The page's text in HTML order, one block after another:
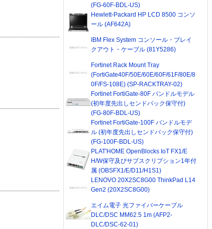
(FG-60F-BDL-US)
Hewlett-Packard HP LCD 8500 コンソ
ール (AF642A)
IBM Flex System コンソール・ブレイ
クアウト・ケーブル (81Y5286)
Fortinet Rack Mount Tray
(FortiGate40F/50E/60E/60F/61F/80E/8
0F/FS-108E) (SP-RACKTRAY-02)
Fortinet FortiGate-80F バンドルモデル
(初年度先出しセンドバック保守付)
(FG-80F-BDL-US)
Fortinet FortiGate-100F バンドルモデ
ル (初年度先出しセンドバック保守付)
(FG-100F-BDL-US)
PLAT'HOME OpenBlocks IoT FX1/E
H/W保守及びサブスクリプション1年付
属 (OBSFX1/E/D11/H1S1)
LENOVO 20X2SC8G00 ThinkPad L14
Gen2 (20X2SC8G00)
エイム電子 光ファイバーケーブル
DLC/DSC MM62.5 1m (AFP2-
DLC/DSC-62-01)